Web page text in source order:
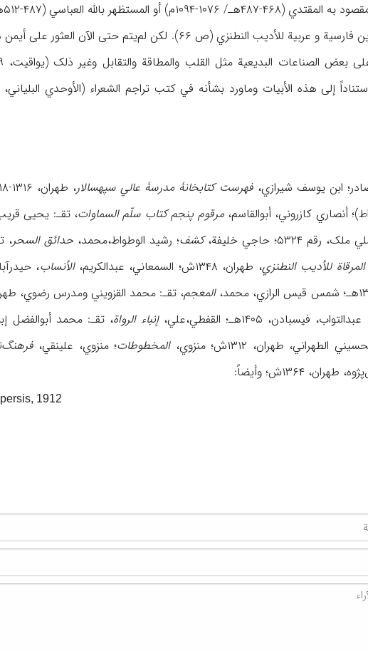
بالله العباسي (۴۸۷-۵۱۲هـ) (ص ۱۰۰).
، ذکر الأوحدي البلیاني دواوین فارسیة و عربیة للأدیب النطنزي (ص
ابن یوسف شیرازي، فهرست کتابخانۀ مدرسۀ عالي سپهسالار، طهران، ۱۳۱۶-۱۳۱۸ش؛ إقبال الآشتیاني، عباس،تعلیقات علی
أنصاري کازروني، أبوالقاسم،مرقوم پنجم کتاب سلّم السماوات، تقـ: یحیی قریب، طهران، ۱۳۴۰ش؛
حاجي خلیفة، کشف؛ رشید الوطواط،محمد،حدائق السحر
المرقاة للأدیب النطنزي، طهران، ۱۳۴۸ش؛ السمعاني، عبدالکریم، الأنساب،
المعجم، تقـ: محمد القزویني ومدرس رضوي، طهران، ۱۳۳۸ ش؛
فیسبادن، ۱۴۰۵هـ؛ القفطي،علي، إنباء الرواة، تقـ: محمد أبوالفضل إبراهیم، القاهرة،
طهران، ۱۳۱۲ش؛ منزوي، المخطوطات؛ منزوي، علینقي،
۱۳۶۴ش؛ وأیضاً:
persis, 1912.